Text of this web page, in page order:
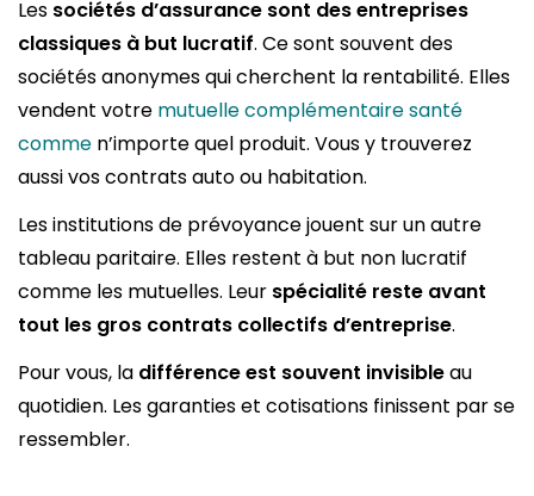
Les sociétés d’assurance sont des entreprises
classiques à but lucratif. Ce sont souvent des
sociétés anonymes qui cherchent la rentabilité. Elles
vendent votre mutuelle complémentaire santé
comme n’importe quel produit. Vous y trouverez
aussi vos contrats auto ou habitation.
Les institutions de prévoyance jouent sur un autre
tableau paritaire. Elles restent à but non lucratif
comme les mutuelles. Leur spécialité reste avant
tout les gros contrats collectifs d’entreprise.
Pour vous, la différence est souvent invisibleau
quotidien. Les garanties et cotisations finissent par se
ressembler.